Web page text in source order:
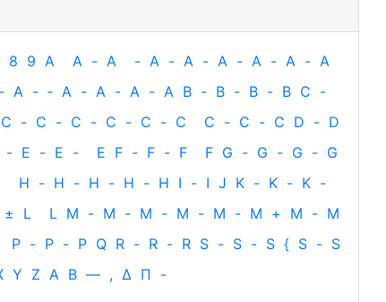
8 9 A A - A - A - A - A - A - A - A
- A - ‐ A - A - A - A B - B - B - B C -
C - C - C - C - C - C C - C - C D - D
- E - E - E F - F - F F G - G - G - G
H - H - H - H - H I - I J K - K - K -
± L L M - M - M - M - M - M + M - M
P - P - P Q R - R - R S - S - S { S - S
Y Z Α Β — , Δ Π -